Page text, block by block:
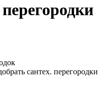
сантех. перегородки